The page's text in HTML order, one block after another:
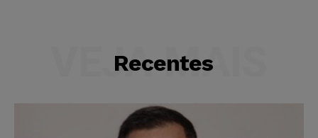
Recentes
VEJA MAIS